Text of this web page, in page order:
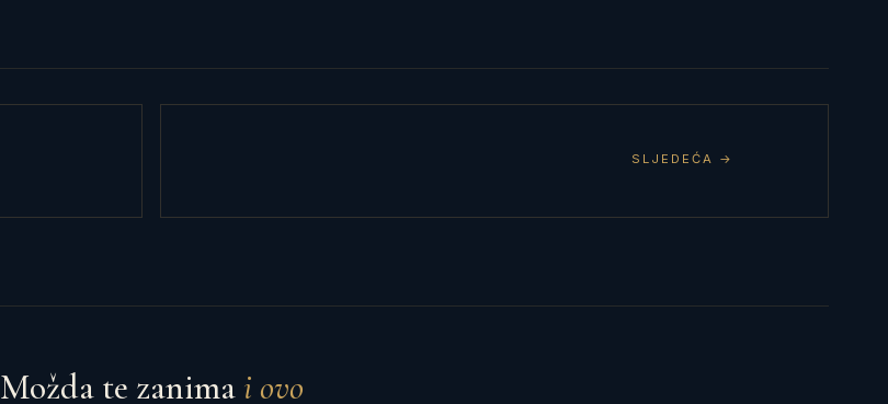
SLJEDEĆA →
Možda te zanima i ovo